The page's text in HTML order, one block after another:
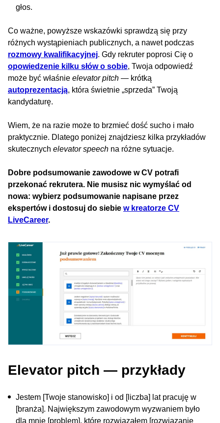
głos.
Co ważne, powyższe wskazówki sprawdzą się przy
różnych wystąpieniach publicznych, a nawet podczas
rozmowy kwalifikacyjnej. Gdy rekruter poprosi Cię o
opowiedzenie kilku słów o sobie, Twoja odpowiedź
może być właśnie elevator pitch — krótką
autoprezentacją, która świetnie „sprzeda” Twoją
kandydaturę.
Wiem, że na razie może to brzmieć dość sucho i mało
praktycznie. Dlatego poniżej znajdziesz kilka przykładów
skutecznych elevator speech na różne sytuacje.
Dobre podsumowanie zawodowe w CV potrafi
przekonać rekrutera. Nie musisz nic wymyślać od
nowa: wybierz podsumowanie napisane przez
ekspertów i dostosuj do siebie w kreatorze CV
LiveCareer.
Elevator pitch — przykłady
Jestem [Twoje stanowisko] i od [liczba] lat pracuję w
[branża]. Największym zawodowym wyzwaniem było
dla mnie [problem], które rozwiązałem [rozwiązanie